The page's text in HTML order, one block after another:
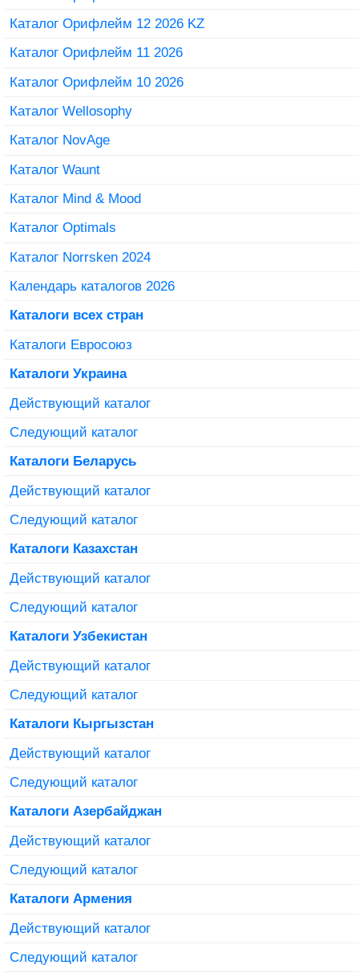
Каталог Орифлейм 12 2026 KZ
Каталог Орифлейм 11 2026
Каталог Орифлейм 10 2026
Каталог Wellosophy
Каталог NovAge
Каталог Waunt
Каталог Mind & Mood
Каталог Optimals
Каталог Norrsken 2024
Календарь каталогов 2026
Каталоги всех стран
Каталоги Евросоюз
Каталоги Украина
Действующий каталог
Следующий каталог
Каталоги Беларусь
Действующий каталог
Следующий каталог
Каталоги Казахстан
Действующий каталог
Следующий каталог
Каталоги Узбекистан
Действующий каталог
Следующий каталог
Каталоги Кыргызстан
Действующий каталог
Следующий каталог
Каталоги Азербайджан
Действующий каталог
Следующий каталог
Каталоги Армения
Действующий каталог
Следующий каталог